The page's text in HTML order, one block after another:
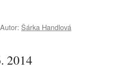
Autor: Šárka Handlová
2014